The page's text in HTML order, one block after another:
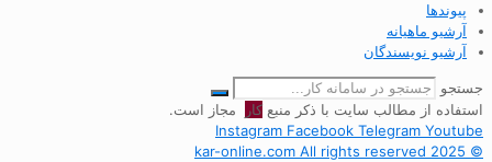
پیوندها
آرشیو ماهیانه
آرشیو نویسندگان
جستجو
استفاده از مطالب سایت با ذکر منبعکار
مجاز است.
Instagram Facebook Telegram Youtube
© 2025 kar-online.com All rights reserved